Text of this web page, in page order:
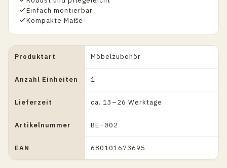
Einfach montierbar
Kompakte Maße
Produktart Möbelzubehör
Anzahl Einheiten 1
Lieferzeit ca. 13–26 Werktage
Artikelnummer BE-002
EAN 680101673695